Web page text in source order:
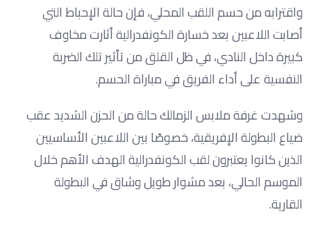
واقترابه من حسم اللقب المحلي، فإن حالة الإحباط التي
أصابت اللاعبين بعد خسارة الكونفدرالية أثارت مخاوف
كبيرة داخل النادي، في ظل القلق من تأثير تلك الضربة
النفسية على أداء الفريق في مباراة الحسم.
وشهدت غرفة ملابس الزمالك حالة من الحزن الشديد عقب
ضياع البطولة الإفريقية، خصوصًا بين اللاعبين الأساسيين
الذين كانوا يعتبرون لقب الكونفدرالية الهدف الأهم خلال
الموسم الحالي، بعد مشوار طويل وشاق في البطولة
القارية.